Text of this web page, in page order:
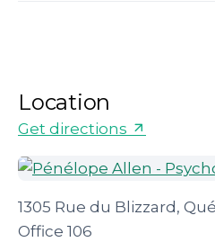
Location
Get directions
1305 Rue du Blizzard,
Office 106